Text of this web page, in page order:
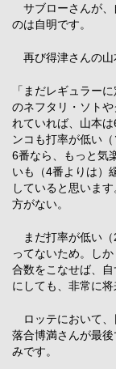
サブローさんが、
のは自明です。
再び得津さんの山
「まだレギュラー
のネフタリ・ソト
れていれば、山本
ンコも打率が低い
6番なら、もっと気
いも（4番よりは）
していると思いま
方がない。
まだ打率が低い（
ってないため。し
合数をこなせば、
にしても、非常に将
ロッテにおいて、
落合博満さんが最
みです。